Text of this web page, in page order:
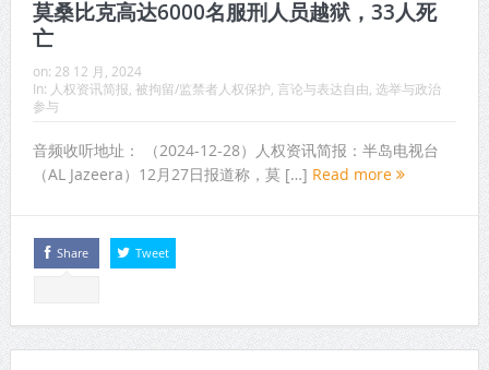
莫桑比克高达6000名服刑人员越狱，33人死
亡
on: 28 12 月, 2024
In: 人权资讯简报 被拘留/监禁者人权保护 言论与表达自由 选举与政治
参与
音频收听地址： （2024-12-28）人权资讯简报：半岛电视台
（AL Jazeera）12月27日报道称，莫 […] Read more
Share Tweet